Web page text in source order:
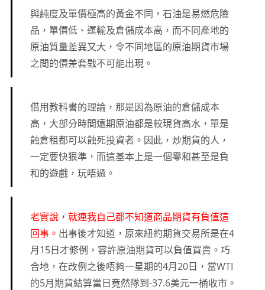
與純度及單價極高的黃金不同，石油是易燃危險
品，單價低、運輸及倉儲成本高，而不同產地的
原油質量差異又大，令不同地區的原油期貨市場
之間的價差套戥不可能出現。
借用教科書的理論，那是因為原油的倉儲成本
高，大部分時間遠期原油都是較現貨高水，單是
蝕倉租都可以蝕死投資者。因此，炒期貨的人，
一定要快狠準，而這基本上是一個零和甚至是負
和的遊戲，玩唔過。
老實說，就連我自己都不知道商品期貨有負值這
回事。 出事後才知道，原來紐約期貨交易所是在4
月15日才修例，容許原油期貨可以負值買賣。巧
合地，在改例之後唔夠一星期的4月20日，當WTI
的5月期貨結算當日竟然隊到-37.6美元一桶收市。